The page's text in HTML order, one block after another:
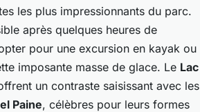
les plus impressionnants du parc.
après quelques heures de
pour une excursion en kayak ou
imposante masse de glace. Le Lac
un contraste saisissant avec les
Paine, célèbres pour leurs formes